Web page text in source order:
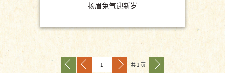
扬眉兔气迎新岁
共 1 页